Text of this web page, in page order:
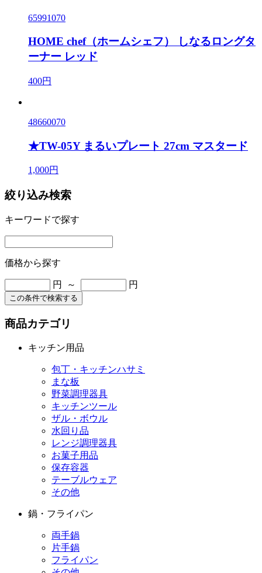
65991070
HOME chef（ホームシェフ） しなるロングタ
ーナー レッド
400円
48660070
★TW-05Y まるいプレート 27cm マスタード
1,000円
絞り込み検索
キーワードで探す
価格から探す
円 ～ 円
この条件で検索する
商品カテゴリ
キッチン用品
包丁・キッチンハサミ
まな板
野菜調理器具
キッチンツール
ザル・ボウル
水回り品
レンジ調理器具
お菓子用品
保存容器
テーブルウェア
その他
鍋・フライパン
両手鍋
片手鍋
フライパン